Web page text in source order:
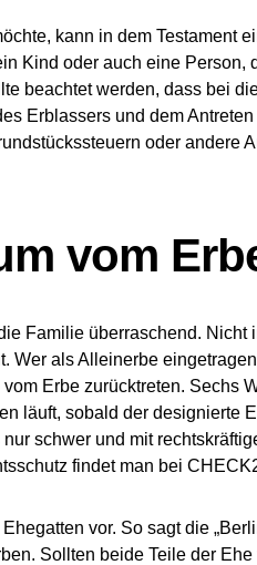
kann in dem Testament
Kind oder auch eine Person,
beachtet werden, dass bei
Erblassers und dem
oder andere
vom
Familie überraschend.
Wer als Alleinerbe
Erbe zurücktreten. Sechs
läuft, sobald der designierte
schwer und mit
findet man bei
vor. So sagt die
Sollten beide Teile der